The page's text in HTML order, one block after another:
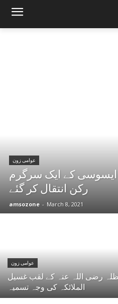
عوامی زون
ایسوسی کے ایک سرگرم
رکن انتقال کر گئے
amsozone - March 8, 2021
عوامی زون
رضی اللہ عنہ کے لقب غسیل
الملائکہ کی وجہ تسمیہ